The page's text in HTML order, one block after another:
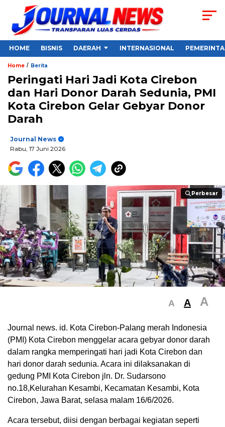
HOME BISNIS DAERAH INTERNASIONAL
Home / Berita
Peringati Hari Jadi Kota Cirebon
dan Hari Donor Darah Sedunia, PMI
Kota Cirebon Gelar Gebyar Donor
Darah
Journal News
Rabu, 17 Juni 2026
Perbesar
Perbesar
A A A
Journal news. id. Kota Cirebon-Palang merah Indonesia
(PMI) Kota Cirebon menggelar acara gebyar donor darah
dalam rangka memperingati hari jadi Kota Cirebon dan
hari donor darah sedunia. Acara ini dilaksanakan di
gedung PMI Kota Cirebon jln. Dr. Sudarsono
no.18,Kelurahan Kesambi, Kecamatan Kesambi, Kota
Cirebon, Jawa Barat, selasa malam 16/6/2026.
Acara tersebut, diisi dengan berbagai kegiatan seperti